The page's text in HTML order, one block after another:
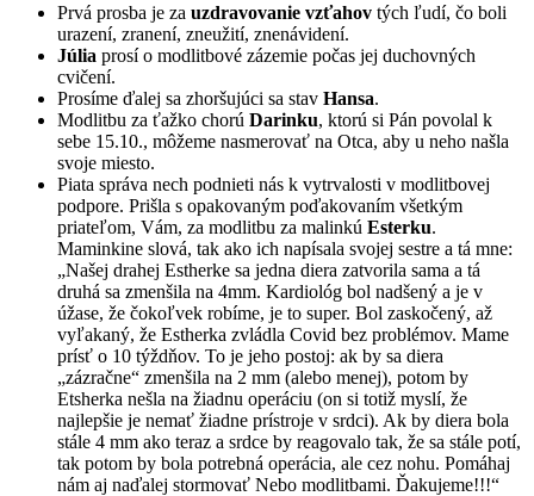
Prvá prosba je za uzdravovanie vzťahov tých ľudí, čo boli
urazení, zranení, zneužití, znenávidení.
Júlia prosí o modlitbové zázemie počas jej duchovných
cvičení.
Prosíme ďalej sa zhoršujúci sa stav Hansa.
Modlitbu za ťažko chorú Darinku, ktorú si Pán povolal k
sebe 15.10., môžeme nasmerovať na Otca, aby u neho našla
svoje miesto.
Piata správa nech podnieti nás k vytrvalosti v modlitbovej
podpore. Prišla s opakovaným poďakovaním všetkým
priateľom, Vám, za modlitbu za malinkú Esterku.
Maminkine slová, tak ako ich napísala svojej sestre a tá mne:
„Našej drahej Estherke sa jedna diera zatvorila sama a tá
druhá sa zmenšila na 4mm. Kardiológ bol nadšený a je v
úžase, že čokoľvek robíme, je to super. Bol zaskočený, až
vyľakaný, že Estherka zvládla Covid bez problémov. Mame
prísť o 10 týždňov. To je jeho postoj: ak by sa diera
„zázračne“ zmenšila na 2 mm (alebo menej), potom by
Etsherka nešla na žiadnu operáciu (on si totiž myslí, že
najlepšie je nemať žiadne prístroje v srdci). Ak by diera bola
stále 4 mm ako teraz a srdce by reagovalo tak, že sa stále potí,
tak potom by bola potrebná operácia, ale cez nohu. Pomáhaj
nám aj naďalej stormovať Nebo modlitbami. Ďakujeme!!!“